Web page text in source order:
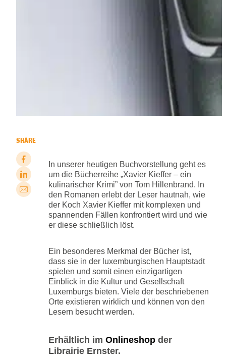
SHARE
In unserer heutigen Buchvorstellung geht es
um die Bücherreihe „Xavier Kieffer – ein
kulinarischer Krimi” von Tom Hillenbrand. In
den Romanen erlebt der Leser hautnah, wie
der Koch Xavier Kieffer mit komplexen und
spannenden Fällen konfrontiert wird und wie
er diese schließlich löst.
Ein besonderes Merkmal der Bücher ist,
dass sie in der luxemburgischen Hauptstadt
spielen und somit einen einzigartigen
Einblick in die Kultur und Gesellschaft
Luxemburgs bieten. Viele der beschriebenen
Orte existieren wirklich und können von den
Lesern besucht werden.
Erhältlich im Onlineshopder
Librairie Ernster.